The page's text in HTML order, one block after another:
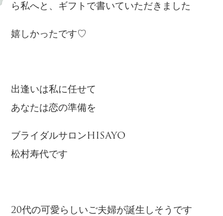
ら私へと、ギフトで書いていただきました
嬉しかったです♡
出逢いは私に任せて
あなたは恋の準備を
ブライダルサロンHISAYO
松村寿代です
20代の可愛らしいご夫婦が誕生しそうです